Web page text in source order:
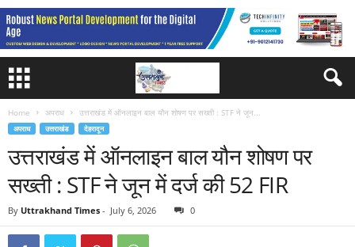
Home अपराध उत्तराखंड में ऑनलाइन बाल यौन शोषण पर सख्ती : STF ने जून...
अपराध उत्तराखंड देहरादून
उत्तराखंड में ऑनलाइन बाल यौन शोषण पर
सख्ती : STF ने जून में दर्ज की 52 FIR
By Uttrakhand Times - July 6, 2026 0